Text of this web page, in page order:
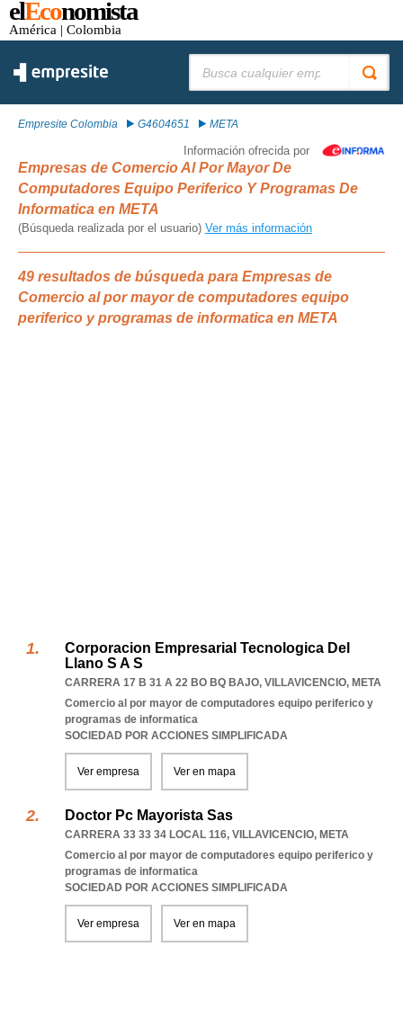
elEconomista
América | Colombia
Empresite Colombia G4604651 META
Información ofrecida por
Empresas de Comercio Al Por Mayor De
Computadores Equipo Periferico Y Programas De
Informatica en META
(Búsqueda realizada por el usuario) Ver más información
49 resultados de búsqueda para Empresas de
Comercio al por mayor de computadores equipo
periferico y programas de informatica en META
Corporacion Empresarial Tecnologica Del
Llano S A S
CARRERA 17 B 31 A 22 BO BQ BAJO, VILLAVICENCIO, META
Comercio al por mayor de computadores equipo periferico y
programas de informatica
SOCIEDAD POR ACCIONES SIMPLIFICADA
Ver empresa Ver en mapa
Doctor Pc Mayorista Sas
CARRERA 33 33 34 LOCAL 116, VILLAVICENCIO, META
Comercio al por mayor de computadores equipo periferico y
programas de informatica
SOCIEDAD POR ACCIONES SIMPLIFICADA
Ver empresa Ver en mapa